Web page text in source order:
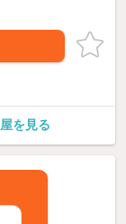
を見る